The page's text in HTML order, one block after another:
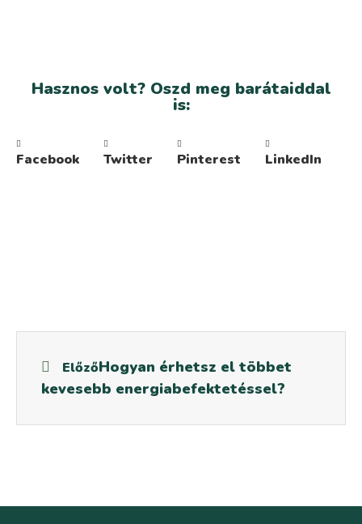
Hasznos volt? Oszd meg barátaiddal
is:
Facebook Twitter Pinterest LinkedIn
ElőzőHogyan érhetsz el többet
kevesebb energiabefektetéssel?